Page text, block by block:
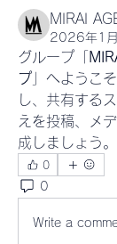
MIRAI
2026年1
グループ「
プ 」へようこ
し、共有する
えを投稿、メ
成しましょう。
0
0
Write a